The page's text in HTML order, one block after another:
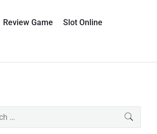
Review Game
Slot Online